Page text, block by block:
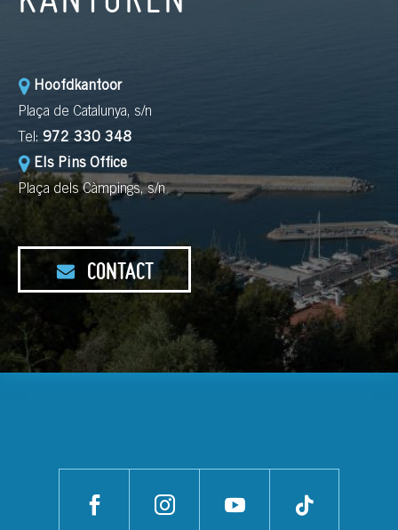
Hoofdkantoor
Plaça de Catalunya, s/n
Tel: 972 330 348
Els Pins Office
Plaça dels Càmpings, s/n
CONTACT